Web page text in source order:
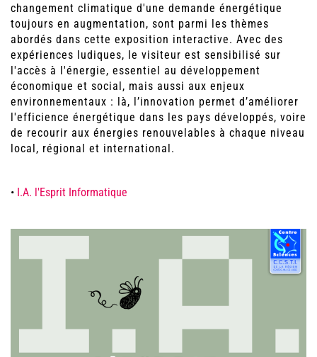
changement climatique d'une demande énergétique
toujours en augmentation, sont parmi les thèmes
abordés dans cette exposition interactive. Avec des
expériences ludiques, le visiteur est sensibilisé sur
l'accès à l'énergie, essentiel au développement
économique et social, mais aussi aux enjeux
environnementaux : là, l’innovation permet d’améliorer
l'efficience énergétique dans les pays développés, voire
de recourir aux énergies renouvelables à chaque niveau
local, régional et international.
• I.A. l'Esprit Informatique